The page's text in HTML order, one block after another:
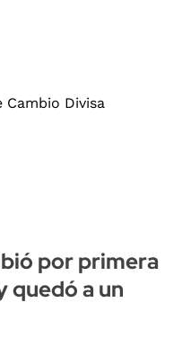
por primera
quedó a un